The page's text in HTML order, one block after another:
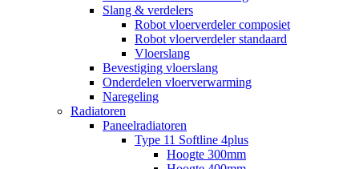
Slang & verdelers
Robot vloerverdeler composiet
Robot vloerverdeler standaard
Vloerslang
Bevestiging vloerslang
Onderdelen vloerverwarming
Naregeling
Radiatoren
Paneelradiatoren
Type 11 Softline 4plus
Hoogte 300mm